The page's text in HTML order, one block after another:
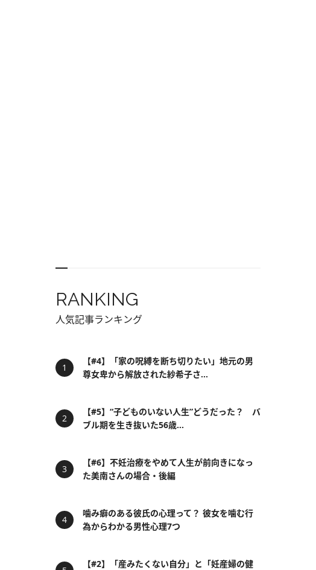
RANKING
人気記事ランキング
【#4】「家の呪縛を断ち切りたい」地元の男
尊女卑から解放された紗希子さ...
【#5】“子どものいない人生”どうだった？ バ
ブル期を生き抜いた56歳...
【#6】不妊治療をやめて人生が前向きになっ
た美南さんの場合・後編
噛み癖のある彼氏の心理って？ 彼女を噛む行
為からわかる男性心理7つ
【#2】「産みたくない自分」と「妊産婦の健